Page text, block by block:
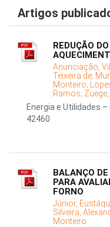
Artigos
REDUÇÃO
Anunciação,
Teixeira de;
Monteiro;
Ramos;
Energia e Utilidades
42460
BALANÇO
PARA
FORNO
Júnior,
Silveira,
Monteiro